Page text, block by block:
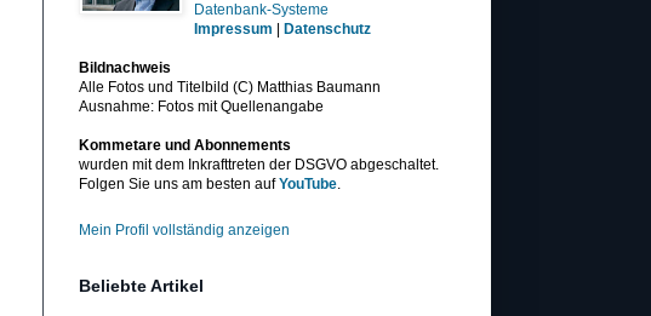
Datenbank-Systeme
Impressum
Datenschutz
Bildnachweis
Alle Fotos und Titelbild (C) Matthias Baumann
Ausnahme: Fotos mit Quellenangabe
Kommetare und Abonnements
wurden mit dem Inkrafttreten der DSGVO abgeschaltet.
Folgen Sie uns am besten aufYouTube.
Mein Profil vollständig anzeigen
Beliebte Artikel